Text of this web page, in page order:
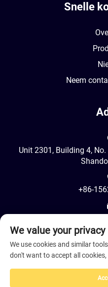
Snelle
Neem
Unit 2301, Building 4,
+86-
We value your privacy
We use cookies and similar
don't want to accept all